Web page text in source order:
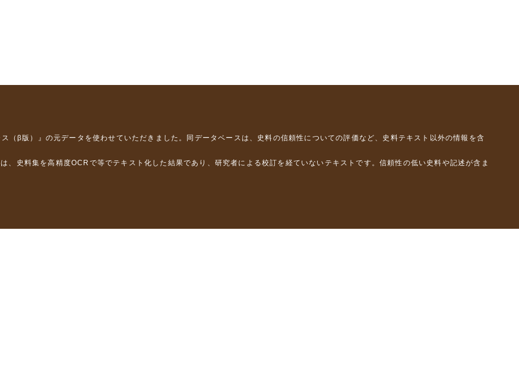
（β版）』 の元データを使わせていただきました。同データベースは、史料の信頼性についての評価など、史料テキスト以外の情報を含
、史料集を高精度OCRで等でテキスト化した結果であり、研究者による校訂を経ていないテキストです。信頼性の低い史料や記述が含ま